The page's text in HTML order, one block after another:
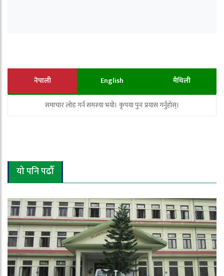
नेपाली English मैथिली
समाचार लोड गर्न समस्या भयो। कृपया पुनः प्रयास गर्नुहोस्।
यो पनि पढौँ